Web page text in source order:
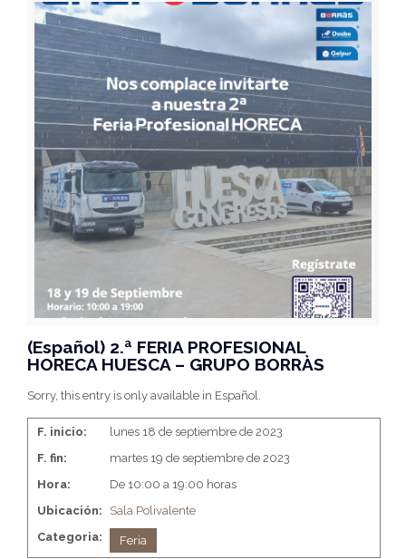
(Español) 2.ª FERIA PROFESIONAL
HORECA HUESCA – GRUPO BORRÀS
Sorry, this entry is only available in Español.
F. inicio:
lunes 18 de septiembre de 2023
F. fin:
martes 19 de septiembre de 2023
Hora:
De 10:00 a 19:00 horas
Ubicación:
Sala Polivalente
Categoria:
Feria